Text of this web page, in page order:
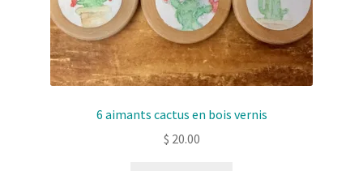
6 aimants cactus en bois vernis
$ 20.00